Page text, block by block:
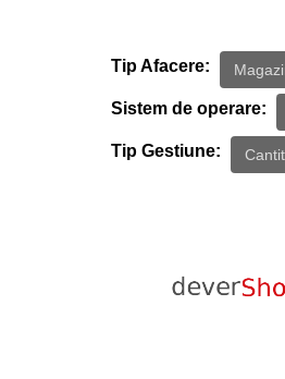
Tip Afacere:
Sistem de operare:
Tip Gestiune: